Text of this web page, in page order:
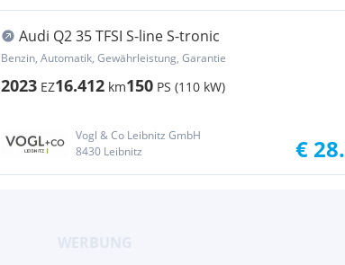
Audi Q2 35 TFSI S-line S-tronic
Benzin, Automatik, Gewährleistung, Garantie
2023 EZ16.412 km150 PS (110 kW)
Vogl & Co Leibnitz GmbH
8430 Leibnitz
€